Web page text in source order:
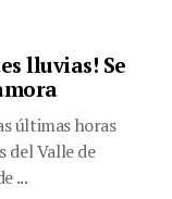
lluvias! Se
últimas horas
del Valle de
...